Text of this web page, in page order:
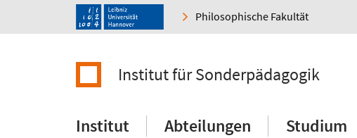
Philosophische Fakultät
Institut für Sonderpädagogik
Institut Abteilungen Studium